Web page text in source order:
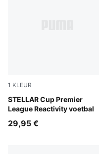
1 KLEUR
STELLAR Cup Premier
League Reactivity voetbal
PUMA White-multicolor
29,95 €